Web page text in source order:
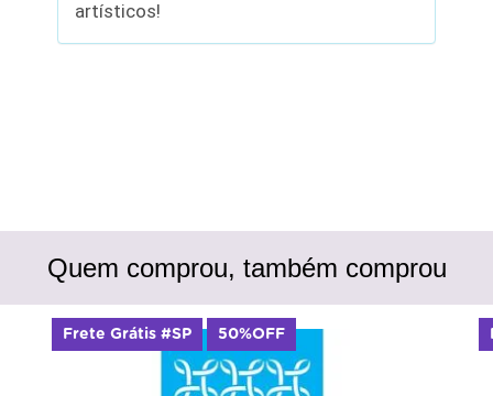
artísticos!
Quem comprou, também comprou
Frete Grátis #SP 50%OFF